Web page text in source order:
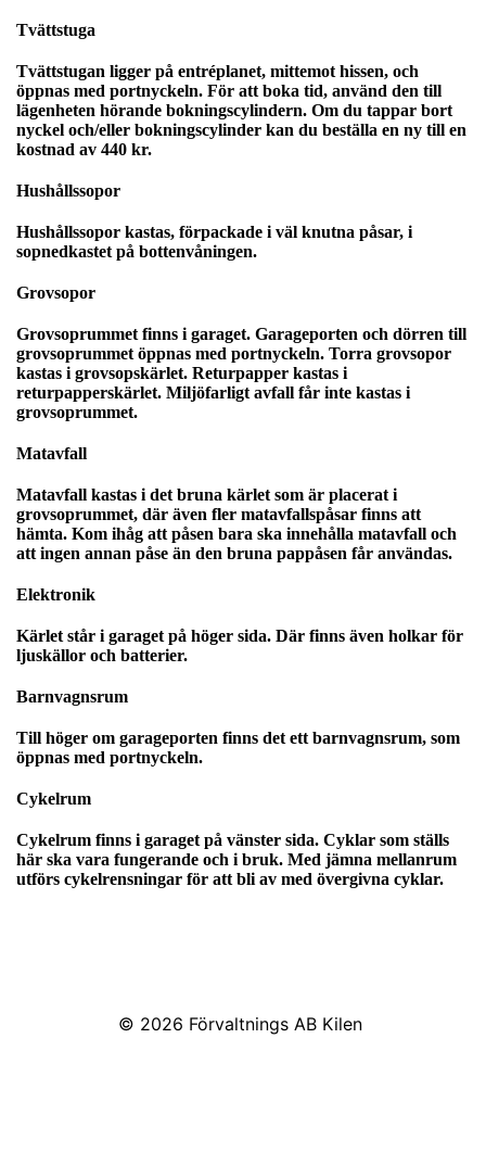
Tvättstuga
Tvättstugan ligger på entréplanet, mittemot hissen, och
öppnas med portnyckeln. För att boka tid, använd den till
lägenheten hörande bokningscylindern. Om du tappar bort
nyckel och/eller bokningscylinder kan du beställa en ny till en
kostnad av 440 kr.
Hushållssopor
Hushållssopor kastas, förpackade i väl knutna påsar, i
sopnedkastet på bottenvåningen.
Grovsopor
Grovsoprummet finns i garaget. Garageporten och dörren till
grovsoprummet öppnas med portnyckeln. Torra grovsopor
kastas i grovsopskärlet. Returpapper kastas i
returpapperskärlet. Miljöfarligt avfall får inte kastas i
grovsoprummet.
Matavfall
Matavfall kastas i det bruna kärlet som är placerat i
grovsoprummet, där även fler matavfallspåsar finns att
hämta. Kom ihåg att påsen bara ska innehålla matavfall och
att ingen annan påse än den bruna pappåsen får användas.
Elektronik
Kärlet står i garaget på höger sida. Där finns även holkar för
ljuskällor och batterier.
Barnvagnsrum
Till höger om garageporten finns det ett barnvagnsrum, som
öppnas med portnyckeln.
Cykelrum
Cykelrum finns i garaget på vänster sida. Cyklar som ställs
här ska vara fungerande och i bruk. Med jämna mellanrum
utförs cykelrensningar för att bli av med övergivna cyklar.
© 2026 Förvaltnings AB Kilen